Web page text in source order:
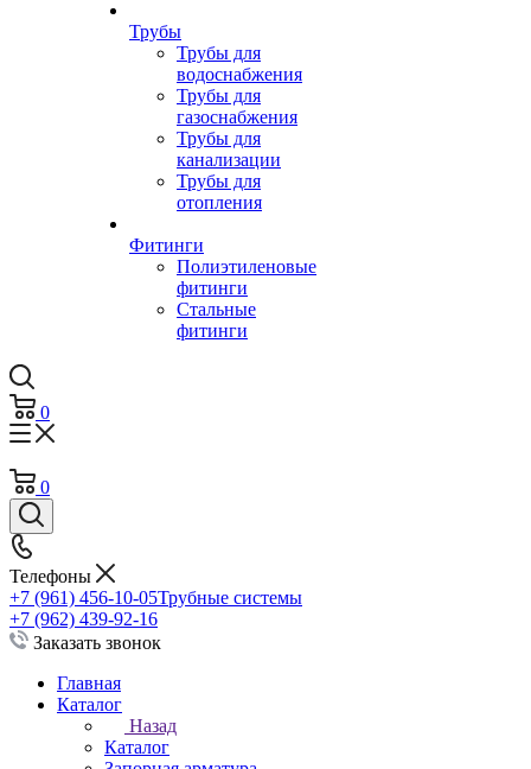
Трубы
Трубы для
водоснабжения
Трубы для
газоснабжения
Трубы для
канализации
Трубы для
отопления
Фитинги
Полиэтиленовые
фитинги
Стальные
фитинги
0
0
Телефоны
+7 (961) 456-10-05Трубные системы
+7 (962) 439-92-16
Заказать звонок
Главная
Каталог
Назад
Каталог